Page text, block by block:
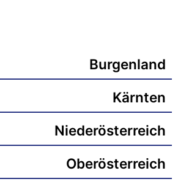
Burgenland
Kärnten
Niederösterreich
Oberösterreich